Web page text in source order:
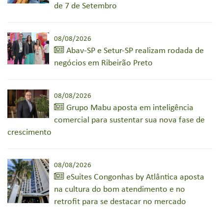
de 7 de Setembro
08/08/2026
Abav-SP e Setur-SP realizam rodada de
negócios em Ribeirão Preto
08/08/2026
Grupo Mabu aposta em inteligência
comercial para sustentar sua nova fase de
crescimento
08/08/2026
eSuites Congonhas by Atlântica aposta
na cultura do bom atendimento e no
retrofit para se destacar no mercado